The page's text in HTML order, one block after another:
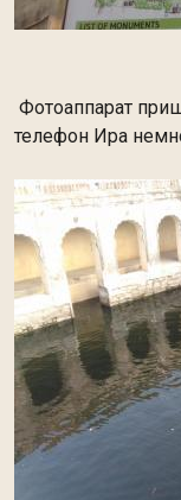
Фотоаппарат
телефон Ира